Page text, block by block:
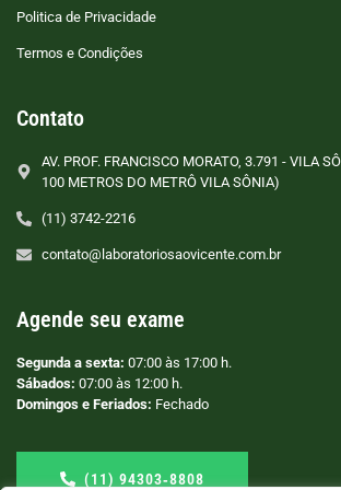
Politica de Privacidade
Termos e Condições
Contato
AV. PROF. FRANCISCO MORATO, 3.791 - VILA
100 METROS DO METRÔ VILA SÔNIA)
(11) 3742-2216
contato@laboratoriosaovicente.com.br
Agende seu exame
Segunda a sexta: 07:00 às 17:00 h.
Sábados: 07:00 às 12:00 h.
Domingos e Feriados: Fechado
(11) 94303‑8808